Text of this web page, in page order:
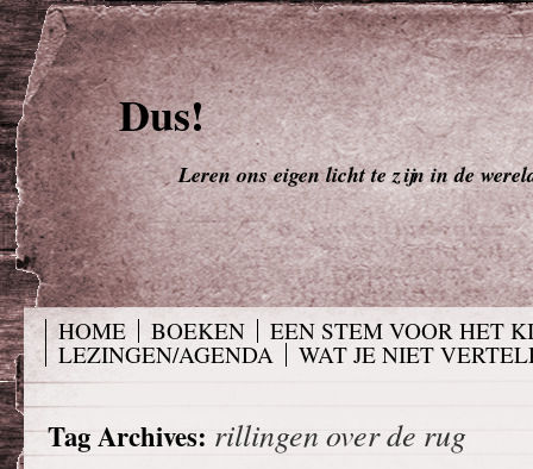
Dus!
Leren ons eigen licht te zijn in de
HOME BOEKEN
EEN STEM VOOR HET
LEZINGEN/AGENDA
WAT JE NIET
Tag Archives: rillingen over de rug